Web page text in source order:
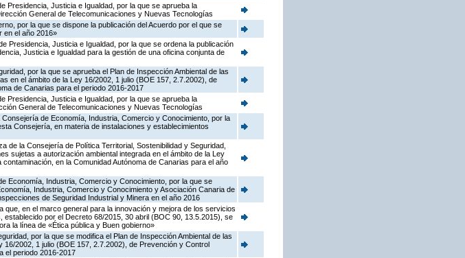
Presidencia, Justicia e Igualdad, por la que se aprueba la
General de Telecomunicaciones y Nuevas Tecnologías
por la que se dispone la publicación del Acuerdo por el que se
en el año 2016»
Presidencia, Justicia e Igualdad, por la que se ordena la publicación
Justicia e Igualdad para la gestión de una oficina conjunta de
por la que se aprueba el Plan de Inspección Ambiental de las
en el ámbito de la Ley 16/2002, 1 julio (BOE 157, 2.7.2002), de
de Canarias para el periodo 2016-2017
Presidencia, Justicia e Igualdad, por la que se aprueba la
General de Telecomunicaciones y Nuevas Tecnologías
de Economía, Industria, Comercio y Conocimiento, por la
Consejería, en materia de instalaciones y establecimientos
de la Consejería de Política Territorial, Sostenibilidad y Seguridad,
sujetas a autorización ambiental integrada en el ámbito de la Ley
en la Comunidad Autónoma de Canarias para el año
Economía, Industria, Comercio y Conocimiento, por la que se
Industria, Comercio y Conocimiento y Asociación Canaria de
de Seguridad Industrial y Minera en el año 2016
en el marco general para la innovación y mejora de los servicios
establecido por el Decreto 68/2015, 30 abril (BOC 90, 13.5.2015), se
la línea de «Ética pública y Buen gobierno»
por la que se modifica el Plan de Inspección Ambiental de las
2002, 1 julio (BOE 157, 2.7.2002), de Prevención y Control
el periodo 2016-2017